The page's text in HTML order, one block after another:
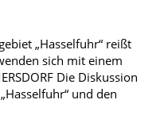
„Hasselfuhr“ reißt
sich mit einem
Die Diskussion
und den